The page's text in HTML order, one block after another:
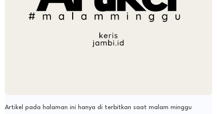
Artikel pada halaman ini hanya di terbitkan saat malam minggu